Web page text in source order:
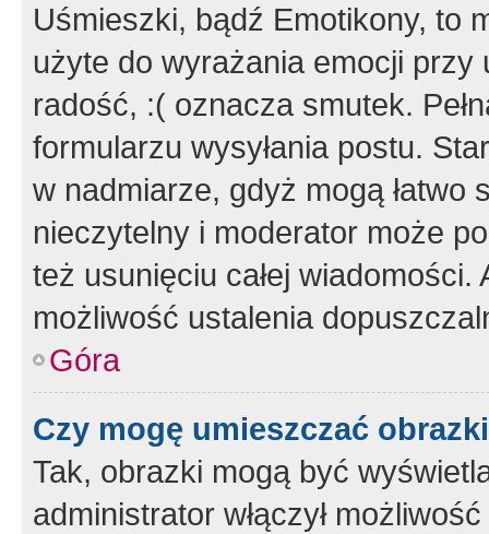
Uśmieszki, bądź Emotikony, to
użyte do wyrażania emocji
radość, :( oznacza smutek.
formularzu wysyłania postu.
w nadmiarze, gdyż mogą
nieczytelny i moderator może
też usunięciu całej
możliwość ustalenia
Góra
Czy mogę umieszczać
Tak, obrazki mogą być
administrator włączył